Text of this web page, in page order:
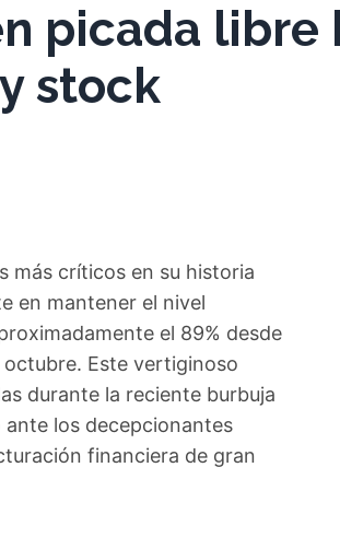
picada libre
stock
más críticos en su historia
en mantener el nivel
el 89% desde
octubre. Este vertiginoso
durante la reciente burbuja
los decepcionantes
financiera de gran